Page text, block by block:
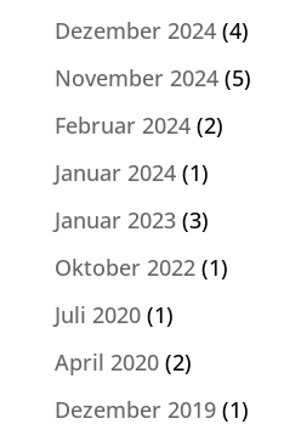
Dezember 2024(4)
November 2024(5)
Februar 2024(2)
Januar 2024(1)
Januar 2023(3)
Oktober 2022(1)
Juli 2020(1)
April 2020(2)
Dezember 2019(1)